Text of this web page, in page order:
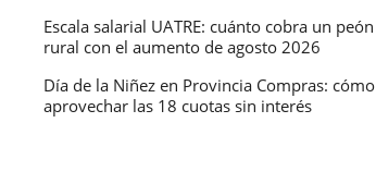
Escala salarial UATRE: cuánto cobra un peón
rural con el aumento de agosto 2026
Día de la Niñez en Provincia Compras: cómo
aprovechar las 18 cuotas sin interés